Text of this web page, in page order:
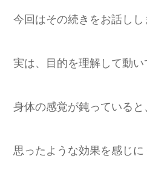
今回はその続きをお話しし
実は、目的を理解して動い
身体の感覚が鈍っていると
思ったような効果を感じ